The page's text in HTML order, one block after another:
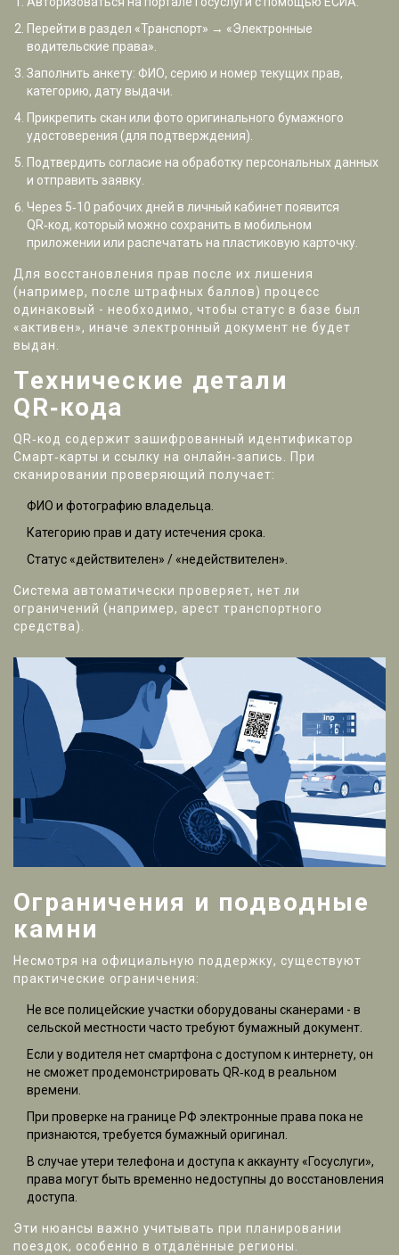
Перейти в раздел «Транспорт» → «Электронные
водительские права».
Заполнить анкету: ФИО, серию и номер текущих прав,
категорию, дату выдачи.
Прикрепить скан или фото оригинального бумажного
удостоверения (для подтверждения).
Подтвердить согласие на обработку персональных данных
и отправить заявку.
Через 5‑10 рабочих дней в личный кабинет появится
QR‑код, который можно сохранить в мобильном
приложении или распечатать на пластиковую карточку.
Для восстановления прав после их лишения
(например, после штрафных баллов) процесс
одинаковый - необходимо, чтобы статус в базе был
«активен», иначе электронный документ не будет
выдан.
Технические детали
QR‑кода
QR‑код содержит зашифрованный идентификатор
Смарт‑карты и ссылку на онлайн‑запись. При
сканировании проверяющий получает:
ФИО и фотографию владельца.
Категорию прав и дату истечения срока.
Статус «действителен» / «недействителен».
Система автоматически проверяет, нет ли
ограничений (например, арест транспортного
средства).
Ограничения и подводные
камни
Несмотря на официальную поддержку, существуют
практические ограничения:
Не все полицейские участки оборудованы сканерами - в
сельской местности часто требуют бумажный документ.
Если у водителя нет смартфона с доступом к интернету, он
не сможет продемонстрировать QR‑код в реальном
времени.
При проверке на границе РФ электронные права пока не
признаются, требуется бумажный оригинал.
В случае утери телефона и доступа к аккаунту «Госуслуги»,
права могут быть временно недоступны до восстановления
доступа.
Эти нюансы важно учитывать при планировании
поездок, особенно в отдалённые регионы.